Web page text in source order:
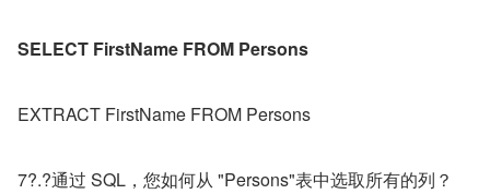
SELECT FirstName FROM Persons
EXTRACT FirstName FROM Persons
7?.?通过 SQL，您如何从 "Persons"表中选取所有的列？